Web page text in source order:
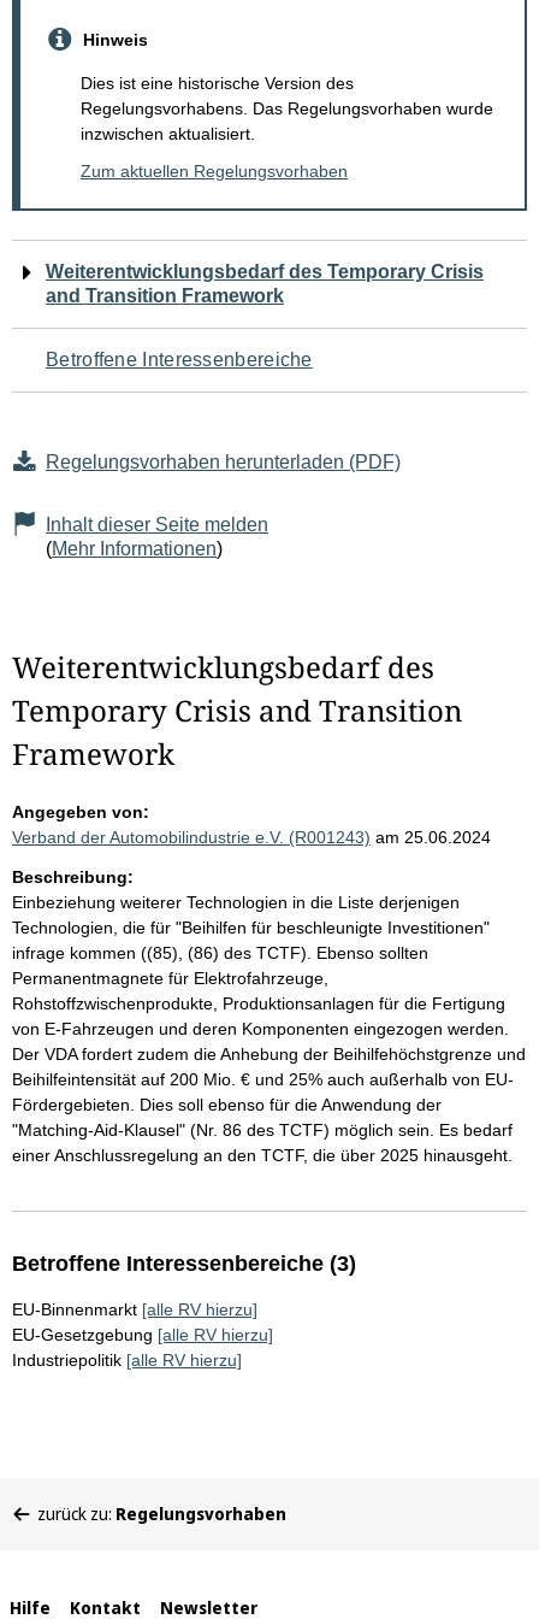
Hinweis
Dies ist eine historische Version des
Regelungsvorhabens. Das Regelungsvorhaben wurde
inzwischen aktualisiert.
Zum aktuellen Regelungsvorhaben
Navigation
für
den
Weiterentwicklungsbedarf des Temporary Crisis
and Transition Framework
Betroffene Interessenbereiche
Regelungsvorhaben herunterladen (PDF)
Inhalt dieser Seite melden
(Mehr Informationen)
Weiterentwicklungsbedarf des
Temporary Crisis and Transition
Framework
Angegeben von:
Verband der Automobilindustrie e.V. (R001243) am 25.06.2024
Beschreibung:
Einbeziehung weiterer Technologien in die Liste derjenigen
Technologien, die für "Beihilfen für beschleunigte Investitionen"
infrage kommen ((85), (86) des TCTF). Ebenso sollten
Permanentmagnete für Elektrofahrzeuge,
Rohstoffzwischenprodukte, Produktionsanlagen für die Fertigung
von E-Fahrzeugen und deren Komponenten eingezogen werden.
Der VDA fordert zudem die Anhebung der Beihilfehöchstgrenze und
Beihilfeintensität auf 200 Mio. € und 25% auch außerhalb von EU-
Fördergebieten. Dies soll ebenso für die Anwendung der
"Matching-Aid-Klausel" (Nr. 86 des TCTF) möglich sein. Es bedarf
einer Anschlussregelung an den TCTF, die über 2025 hinausgeht.
Betroffene Interessenbereiche (3)
EU-Binnenmarkt [alle RV hierzu]
EU-Gesetzgebung [alle RV hierzu]
Industriepolitik [alle RV hierzu]
befinden
zurück zu: Regelungsvorhaben
Hilfe Kontakt Newsletter